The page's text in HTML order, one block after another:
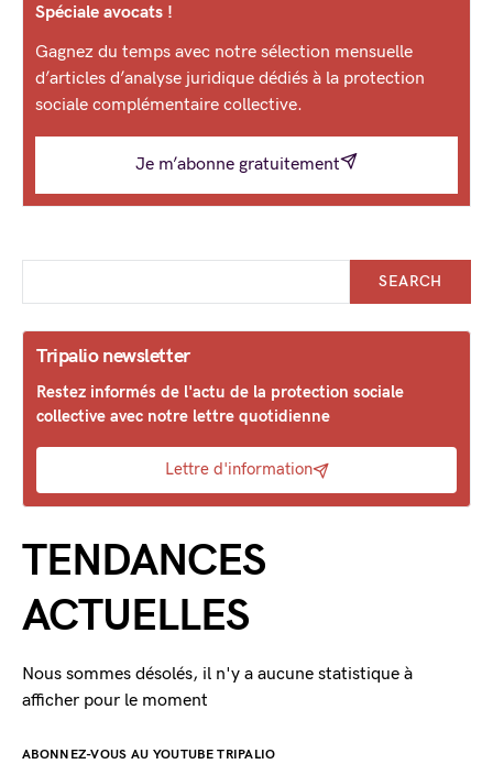
Spéciale avocats !
Gagnez du temps avec notre sélection mensuelle
d’articles d’analyse juridique dédiés à la protection
sociale complémentaire collective.
Je m’abonne gratuitement
SEARCH
Tripalio newsletter
Restez informés de l'actu de la protection sociale
collective avec notre lettre quotidienne
Lettre d'information
TENDANCES
ACTUELLES
Nous sommes désolés, il n'y a aucune statistique à
afficher pour le moment
ABONNEZ-VOUS AU YOUTUBE TRIPALIO